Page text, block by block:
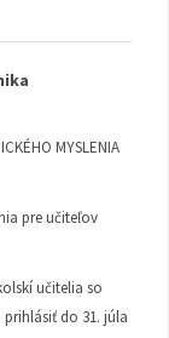
MYSLENIA
pre učiteľov
učitelia so
do 31. júla